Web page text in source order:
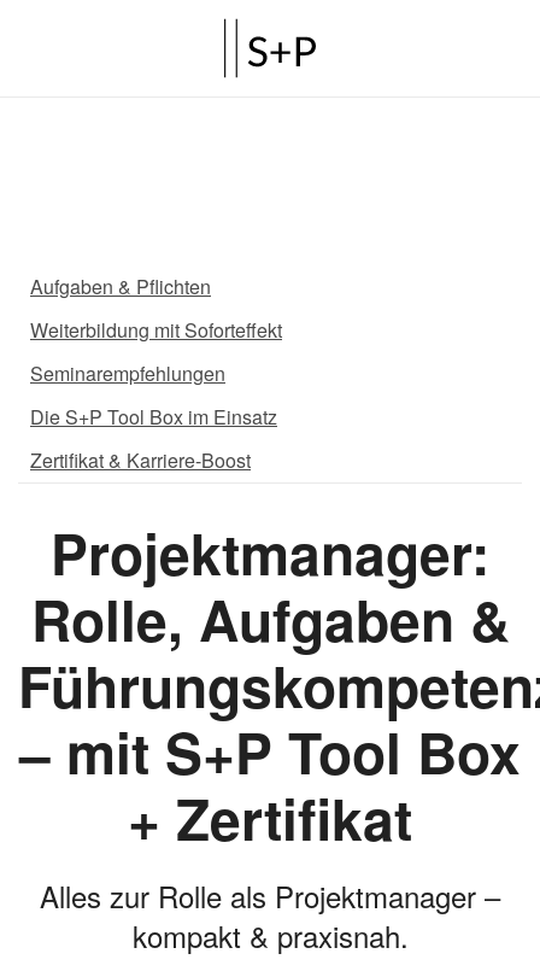
Aufgaben & Pflichten
Weiterbildung mit Soforteffekt
Seminarempfehlungen
Die S+P Tool Box im Einsatz
Zertifikat & Karriere-Boost
Projektmanager:
Rolle, Aufgaben &
– mit S+P Tool Box
+ Zertifikat
Alles zur Rolle als Projektmanager –
kompakt & praxisnah.